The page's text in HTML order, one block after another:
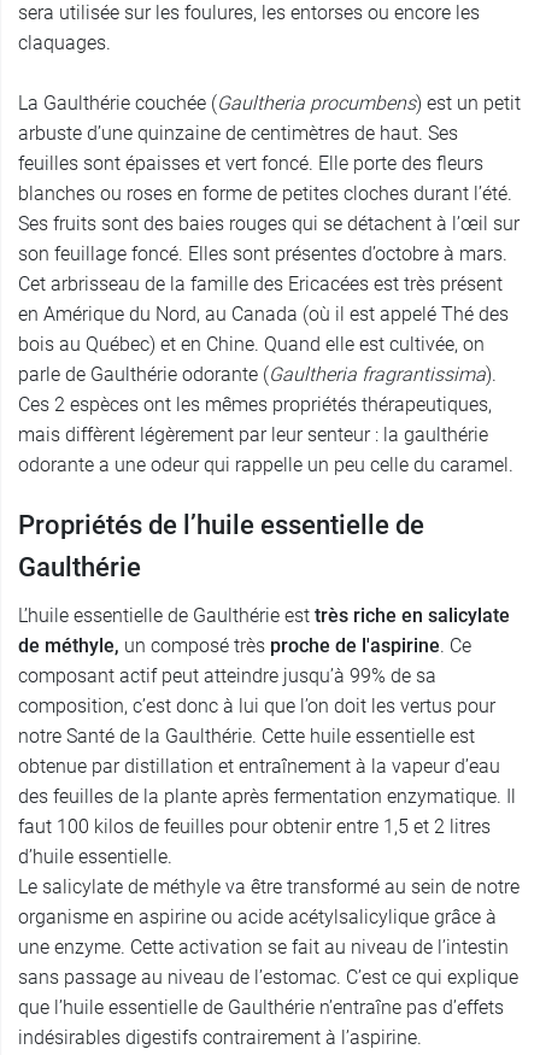
sera utilisée sur les foulures, les entorses ou encore les
claquages.
La Gaulthérie couchée (Gaultheria procumbens) est un petit
arbuste d’une quinzaine de centimètres de haut. Ses
feuilles sont épaisses et vert foncé. Elle porte des fleurs
blanches ou roses en forme de petites cloches durant l’été.
Ses fruits sont des baies rouges qui se détachent à l’œil sur
son feuillage foncé. Elles sont présentes d’octobre à mars.
Cet arbrisseau de la famille des Ericacées est très présent
en Amérique du Nord, au Canada (où il est appelé Thé des
bois au Québec) et en Chine. Quand elle est cultivée, on
parle de Gaulthérie odorante (Gaultheria fragrantissima).
Ces 2 espèces ont les mêmes propriétés thérapeutiques,
mais diffèrent légèrement par leur senteur : la gaulthérie
odorante a une odeur qui rappelle un peu celle du caramel.
Propriétés de l’huile essentielle de
Gaulthérie
L’huile essentielle de Gaulthérie est très riche en salicylate
de méthyle, un composé très proche de l'aspirine. Ce
composant actif peut atteindre jusqu’à 99% de sa
composition, c’est donc à lui que l’on doit les vertus pour
notre Santé de la Gaulthérie. Cette huile essentielle est
obtenue par distillation et entraînement à la vapeur d’eau
des feuilles de la plante après fermentation enzymatique. Il
faut 100 kilos de feuilles pour obtenir entre 1,5 et 2 litres
d’huile essentielle.
Le salicylate de méthyle va être transformé au sein de notre
organisme en aspirine ou acide acétylsalicylique grâce à
une enzyme. Cette activation se fait au niveau de l’intestin
sans passage au niveau de l’estomac. C’est ce qui explique
que l’huile essentielle de Gaulthérie n’entraîne pas d’effets
indésirables digestifs contrairement à l’aspirine.